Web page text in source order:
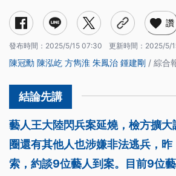
讚
發布時間： 2025/5/15 07:30 更新時間： 2025/5/
陳冠勳 陳泓屹 方雋淮 朱鳳治 鍾建剛 / 綜合
藝人王大陸閃兵案延燒，檢方擴
圈還有其他人也涉嫌非法逃兵，
索，約談9位藝人到案。目前9位